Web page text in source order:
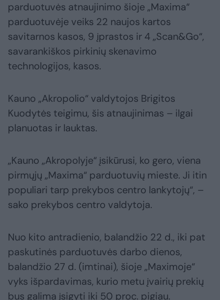
parduotuvės atnaujinimo šioje „Maxima“
parduotuvėje veiks 22 naujos kartos
savitarnos kasos, 9 įprastos ir 4 „Scan&Go“,
savarankiškos pirkinių skenavimo
technologijos, kasos.
Kauno „Akropolio“ valdytojos Brigitos
Kuodytės teigimu, šis atnaujinimas – ilgai
planuotas ir lauktas.
„Kauno „Akropolyje“ įsikūrusi, ko gero, viena
pirmųjų „Maxima“ parduotuvių mieste. Ji itin
populiari tarp prekybos centro lankytojų“, –
sako prekybos centro valdytoja.
Nuo kito antradienio, balandžio 22 d., iki pat
paskutinės parduotuvės darbo dienos,
balandžio 27 d. (imtinai), šioje „Maximoje“
vyks išpardavimas, kurio metu įvairių prekių
bus galima įsigyti iki 50 proc. pigiau.